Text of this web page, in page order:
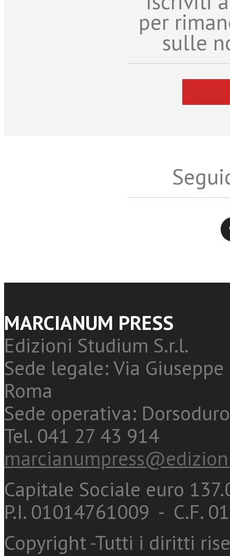
per
sulle
MARCIANUM PRESS
Edizioni Studium S.r.l.
Sede legale: Via
Roma
Sede operativa:
Tel. 041 27 43 914
Capitale Sociale euro
P.I. 01014761009 - C.F.
Copyright -Tutti i diritti